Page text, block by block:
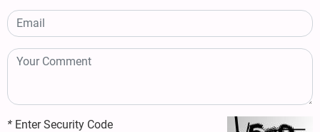
* Enter Security Code